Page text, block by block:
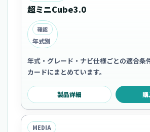
超ミニCube3.0
確認
年式別
年式・グレード・ナビ仕様ごとの適合条
カードにまとめています。
製品詳細 購
MEDIA